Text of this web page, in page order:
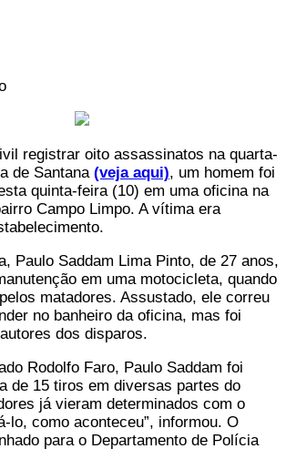
registrar oito assassinatos na quarta-
de Santana (veja aqui), um homem foi
quinta-feira (10) em uma oficina na
Campo Limpo. A vítima era
Paulo Saddam Lima Pinto, de 27 anos,
em uma motocicleta, quando
matadores. Assustado, ele correu
no banheiro da oficina, mas foi
dos disparos.
Rodolfo Faro, Paulo Saddam foi
de 15 tiros em diversas partes do
já vieram determinados com o
lo, como aconteceu”, informou. O
para o Departamento de Polícia